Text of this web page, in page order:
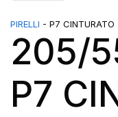
PIRELLI - P7 CINTURATO
205/
P7